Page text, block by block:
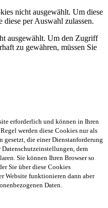
nicht ausgewählt. Um diese
diese per Auswahl zulassen.
ausgewählt. Um den Zugriff
zu gewähren, müssen Sie
erforderlich und können in Ihren
werden diese Cookies nur als
die einer Dienstanforderung
Datenschutzeinstellungen, dem
Sie können Ihren Browser so
Sie über diese Cookies
Website funktionieren dann aber
Daten.